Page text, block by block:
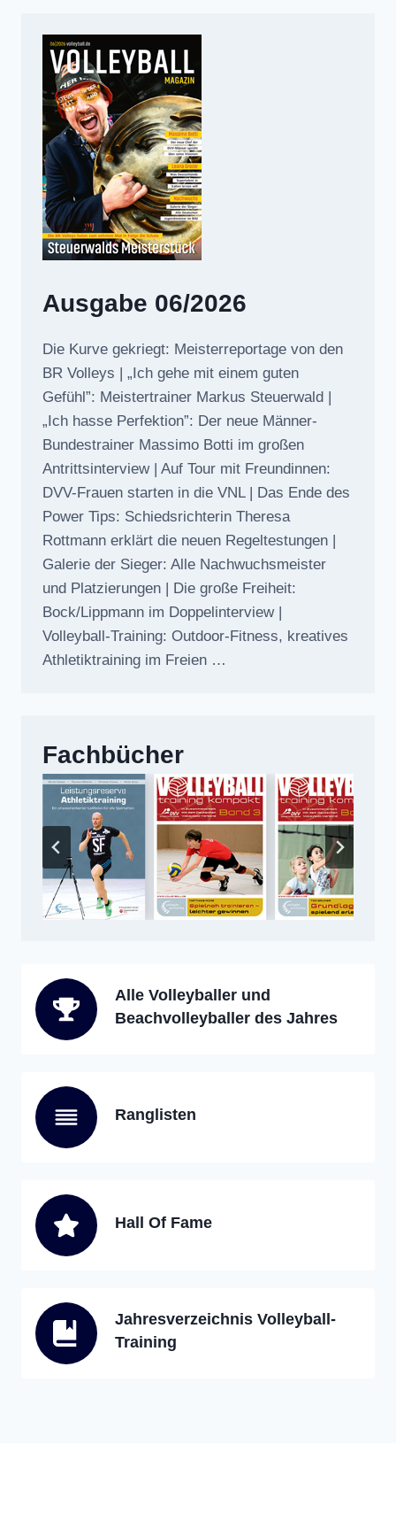
Ausgabe 06/2026
Die Kurve gekriegt: Meisterreportage von den
BR Volleys | „Ich gehe mit einem guten
Gefühl”: Meistertrainer Markus Steuerwald |
„Ich hasse Perfektion”: Der neue Männer-
Bundestrainer Massimo Botti im großen
Antrittsinterview | Auf Tour mit Freundinnen:
DVV-Frauen starten in die VNL | Das Ende des
Power Tips: Schiedsrichterin Theresa
Rottmann erklärt die neuen Regeltestungen |
Galerie der Sieger: Alle Nachwuchsmeister
und Platzierungen | Die große Freiheit:
Bock/Lippmann im Doppelinterview |
Volleyball-Training: Outdoor-Fitness, kreatives
Athletiktraining im Freien …
Fachbücher
Alle Volleyballer und
Beachvolleyballer des Jahres
Ranglisten
Hall Of Fame
Jahresverzeichnis Volleyball-
Training